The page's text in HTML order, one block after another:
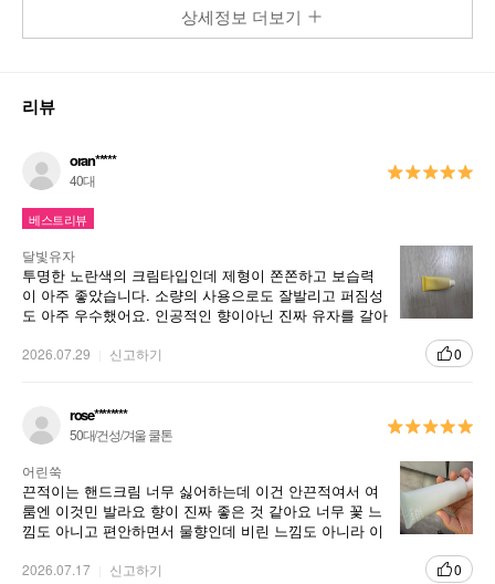
상세정보 더보기
리뷰
oran*****
40대
베스트리뷰
달빛유자
투명한 노란색의 크림타입인데 제형이 쫀쫀하고 보습력
이 아주 좋았습니다. 소량의 사용으로도 잘발리고 퍼짐성
도 아주 우수했어요. 인공적인 향이아닌 진짜 유자를 갈아
이 들었습니다. 개인적으로 계절에 상관없이 사용할 수 있
2026.07.29 신고하기 0
rose********
50대/건성/겨울 쿨톤
어린쑥
끈적이는 핸드크림 너무 싫어하는데 이건 안끈적여서 여
룸엔 이것민 발라요 향이 진짜 좋은 것 같아요 너무 꽃 느
낌도 아니고 편안하면서 물향인데 비린 느낌도 아니라 이
2026.07.17 신고하기 0